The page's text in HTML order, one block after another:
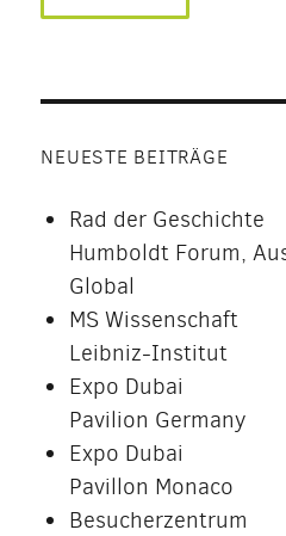
NEUESTE BEITRÄGE
Rad der Geschichte
Humboldt Forum,
Global
MS Wissenschaft
Leibniz-Institut
Expo Dubai
Pavilion Germany
Expo Dubai
Pavillon Monaco
Besucherzentrum